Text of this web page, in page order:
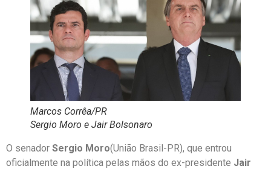
Marcos Corrêa/PR
Sergio Moro e Jair Bolsonaro
O senador Sergio Moro(União Brasil-PR), que entrou
oficialmente na política pelas mãos do ex-presidente Jair